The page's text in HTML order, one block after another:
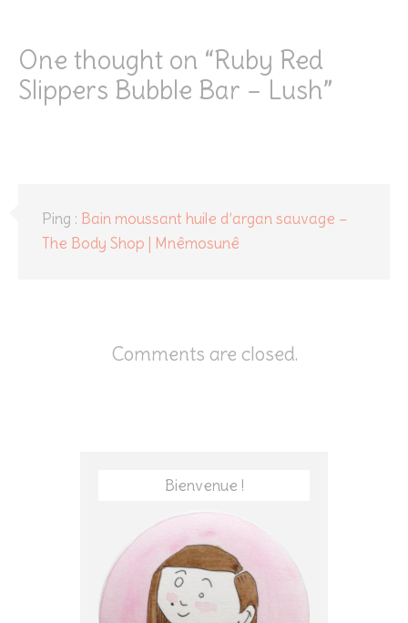
One thought on “Ruby Red
Slippers Bubble Bar – Lush”
Ping : Bain moussant huile d’argan sauvage –
The Body Shop | Mnêmosunê
Comments are closed.
Bienvenue !